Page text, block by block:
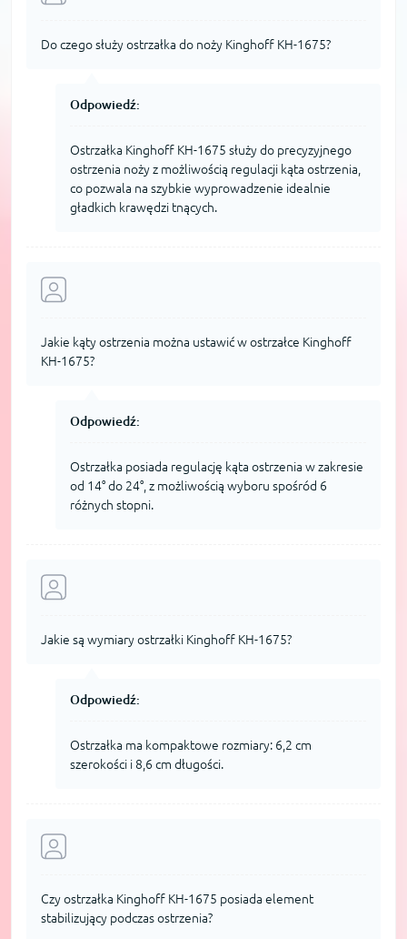
Do czego służy ostrzałka do noży Kinghoff KH-1675?
Odpowiedź:
Ostrzałka Kinghoff KH-1675 służy do precyzyjnego
ostrzenia noży z możliwością regulacji kąta ostrzenia,
co pozwala na szybkie wyprowadzenie idealnie
gładkich krawędzi tnących.
Jakie kąty ostrzenia można ustawić w ostrzałce Kinghoff
KH-1675?
Odpowiedź:
Ostrzałka posiada regulację kąta ostrzenia w zakresie
od 14° do 24°, z możliwością wyboru spośród 6
różnych stopni.
Jakie są wymiary ostrzałki Kinghoff KH-1675?
Odpowiedź:
Ostrzałka ma kompaktowe rozmiary: 6,2 cm
szerokości i 8,6 cm długości.
Czy ostrzałka Kinghoff KH-1675 posiada element
stabilizujący podczas ostrzenia?